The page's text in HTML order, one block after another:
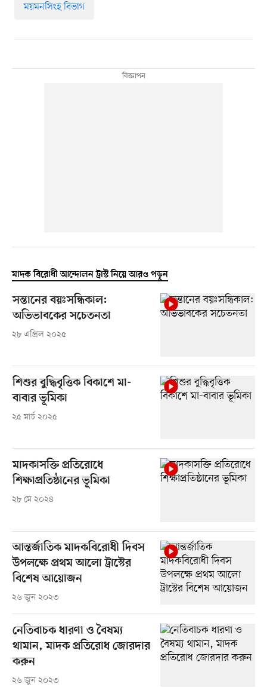
ময়মনসিংহ বিভাগ
মাদক বিরোধী আন্দোলন ট্রাস্ট নিয়ে আরও পড়ুন
সন্তানের বয়ঃসন্ধিকাল:
অভিভাবকের সচেতনতা
২৮ এপ্রিল ২০২৫
শিশুর বুদ্ধিবৃত্তিক বিকাশে মা-
বাবার ভূমিকা
২৫ মার্চ ২০২৫
মাদকাসক্তি প্রতিরোধে
শিক্ষাপ্রতিষ্ঠানের ভূমিকা
২৮ মে ২০২৪
আন্তর্জাতিক মাদকবিরোধী দিবস
উপলক্ষে প্রথম আলো ট্রাস্টের
বিশেষ আয়োজন
২৬ জুন ২০২৩
নেতিবাচক ধারণা ও বৈষম্য
থামান, মাদক প্রতিরোধ জোরদার
করুন
২৬ জুন ২০২৩